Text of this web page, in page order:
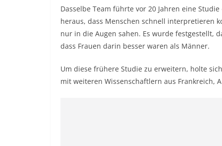
Dasselbe Team führte vor 20 Jahren eine
heraus, dass Menschen schnell interpretieren
nur in die Augen sahen. Es wurde festgestellt,
dass Frauen darin besser waren als Männer.
Um diese frühere Studie zu erweitern, holte
mit weiteren Wissenschaftlern aus Frankreich,